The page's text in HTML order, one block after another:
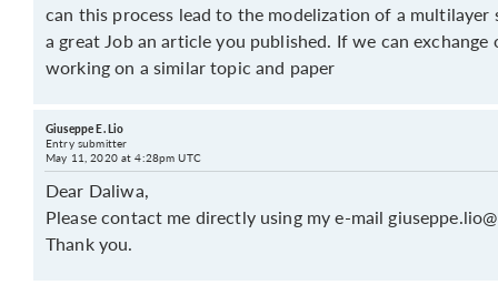
can this process lead to the modelization of a multilayer
a great Job an article you published. If we can exchange
working on a similar topic and paper
Giuseppe E. Lio
Entry submitter
May 11, 2020 at 4:28pm UTC
Dear Daliwa,
Please contact me directly using my e-mail
Thank you.